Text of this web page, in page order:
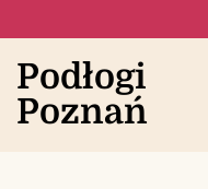
to
content
Podłogi
Poznań